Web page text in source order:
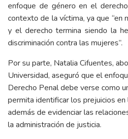
enfoque de género en el
contexto de la víctima, ya que “en
y el derecho termina siendo la
discriminación contra las mujeres”.
Por su parte, Natalia Cifuentes,
Universidad, aseguró que el
Derecho Penal debe verse como
permita identificar los prejuicios en
además de evidenciar las
la administración de justicia.